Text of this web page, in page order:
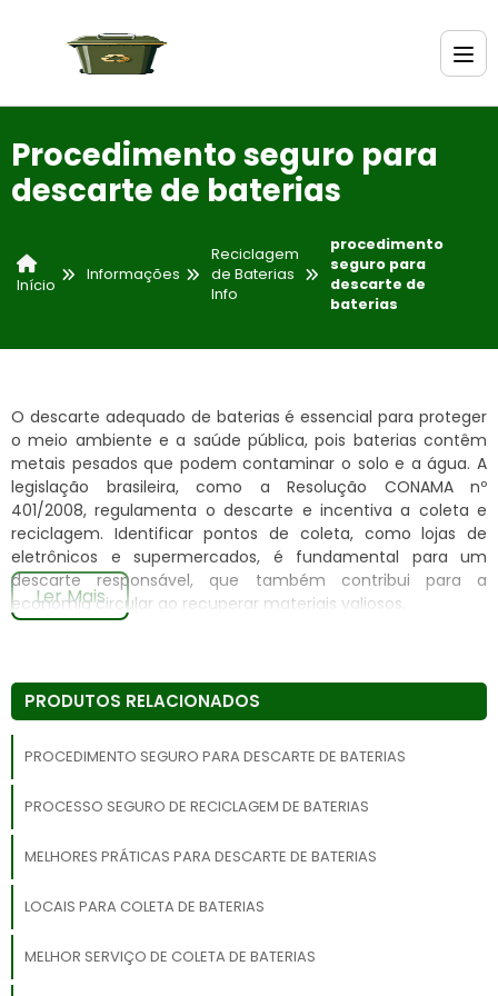
Procedimento seguro para
descarte de baterias
Início
Informações
Reciclagem
de Baterias
Info
procedimento
seguro para
descarte de
baterias
O descarte adequado de baterias é essencial para proteger
o meio ambiente e a saúde pública, pois baterias contêm
metais pesados que podem contaminar o solo e a água. A
legislação brasileira, como a Resolução CONAMA nº
401/2008, regulamenta o descarte e incentiva a coleta e
reciclagem. Identificar pontos de coleta, como lojas de
eletrônicos e supermercados, é fundamental para um
descarte responsável, que também contribui para a
economia circular ao recuperar materiais valiosos.
Com o aumento do uso de dispositivos eletrônicos, o
descarte inadequado de baterias tornou-se uma
preocupação crescente. Este guia oferece
informações detalhadas sobre como descartar
baterias de forma responsável, seguindo as normas e
práticas recomendadas.
Importância do Descarte Adequado
de Baterias
O descarte adequado de baterias é fundamental para a
preservação ambiental e a saúde pública. Baterias contêm
Ler Mais
PRODUTOS RELACIONADOS
PROCEDIMENTO SEGURO PARA DESCARTE DE BATERIAS
PROCESSO SEGURO DE RECICLAGEM DE BATERIAS
MELHORES PRÁTICAS PARA DESCARTE DE BATERIAS
LOCAIS PARA COLETA DE BATERIAS
MELHOR SERVIÇO DE COLETA DE BATERIAS